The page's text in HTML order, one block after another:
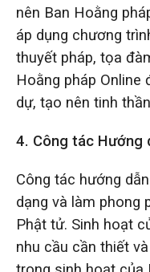
nên Ban Hoằng
áp dụng chương
thuyết pháp, tọa
Hoằng pháp Online
dự, tạo nên tinh
4. Công tác Hướng
Công tác hướng
dạng và làm phong
Phật tử. Sinh hoạt
nhu cầu cần thiết